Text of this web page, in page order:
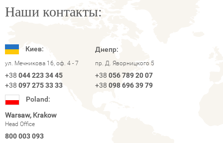
Наши контакты:
Киев:
ул. Мечникова 16, оф. 4 - 7
+38 044 223 34 45
+38 097 275 33 33
Днепр:
пр. Д. Яворницкого 5
+38 056 789 20 07
+38 098 696 39 79
Poland:
Warsaw, Krakow
Head Office
800 003 093